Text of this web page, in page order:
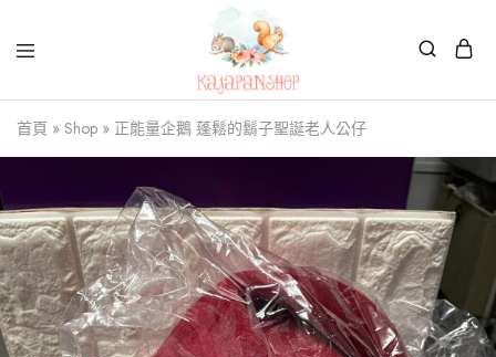
Kajapanshop
日
韓
百
店
首頁 » Shop » 正能量企鵝 蓬鬆的鬍子聖誕老人公仔